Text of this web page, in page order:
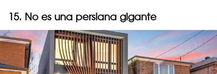
15. No es una persiana gigante